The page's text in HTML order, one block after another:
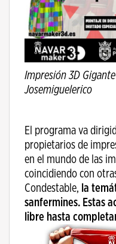
Impresión 3D
Josemiguelerico
El programa va
propietarios de
en el mundo de las
coincidiendo con
Condestable, la
sanfermines. Estas
libre hasta